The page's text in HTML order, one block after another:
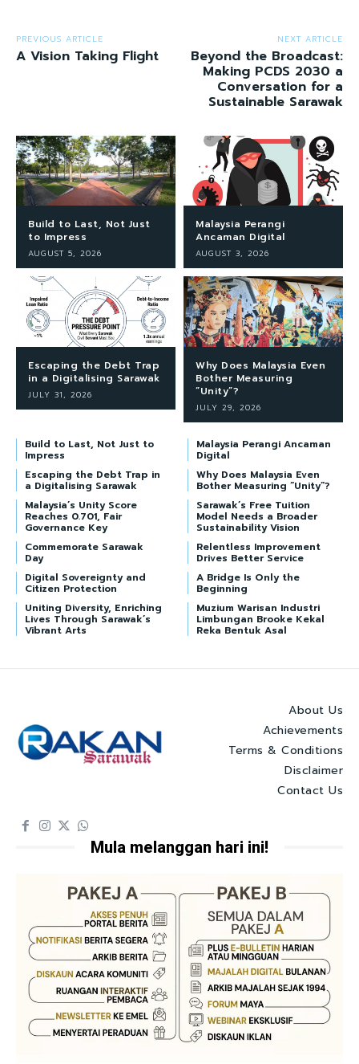
PREVIOUS ARTICLE
A Vision Taking Flight
NEXT ARTICLE
Beyond the Broadcast:
Making PCDS 2030 a
Conversation for a
Sustainable Sarawak
Build to Last, Not Just
to Impress
AUGUST 5, 2026
Malaysia Perangi
Ancaman Digital
AUGUST 3, 2026
Escaping the Debt Trap
in a Digitalising Sarawak
JULY 31, 2026
Why Does Malaysia Even
Bother Measuring
“Unity”?
JULY 29, 2026
Build to Last, Not Just to
Impress
Malaysia Perangi Ancaman
Digital
Escaping the Debt Trap in
a Digitalising Sarawak
Why Does Malaysia Even
Bother Measuring “Unity”?
Malaysia’s Unity Score
Reaches 0.701, Fair
Governance Key
Sarawak’s Free Tuition
Model Needs a Broader
Sustainability Vision
Commemorate Sarawak
Day
Relentless Improvement
Drives Better Service
Digital Sovereignty and
Citizen Protection
A Bridge Is Only the
Beginning
Uniting Diversity, Enriching
Lives Through Sarawak’s
Vibrant Arts
Muzium Warisan Industri
Limbungan Brooke Kekal
Reka Bentuk Asal
About Us
Achievements
Terms & Conditions
Disclaimer
Contact Us
Mula melanggan hari ini!